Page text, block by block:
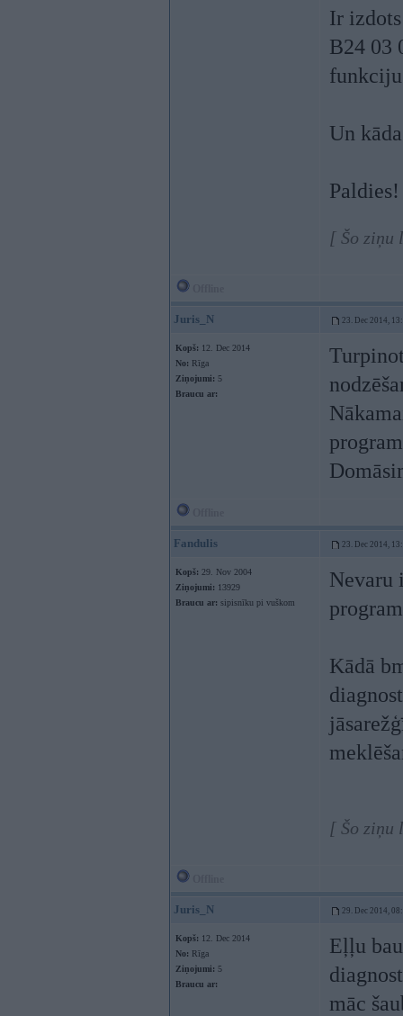
Ir
B24 03
Un
Paldies!
[ Šo ziņu
Juris_N 23. Dec 2014,
Kopš: 12. Dec 2014
No: Rīga
Ziņojumi: 5
Braucu ar:
Fandulis 23. Dec 2014,
Kopš: 29. Nov 2004
Ziņojumi: 13929
Braucu ar: sipisnīku pi vuškom
Nevaru
Kādā
[ Šo ziņu
Juris_N 29. Dec 2014,
Kopš: 12. Dec 2014
No: Rīga
Ziņojumi: 5
Braucu ar:
Eļļu
māc